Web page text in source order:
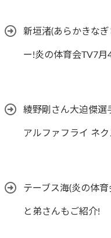
新垣渚(あらかきな
ー!炎の体育会TV7月
綾野剛さん大迫傑選
アルファフライ ネ
テーブス海(炎の体
と弟さんもご紹介!